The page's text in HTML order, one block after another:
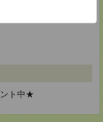
ークサウスタワー
ント中★